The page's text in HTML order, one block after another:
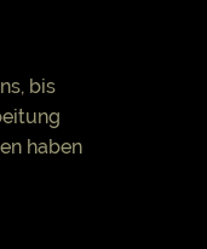
bis
haben